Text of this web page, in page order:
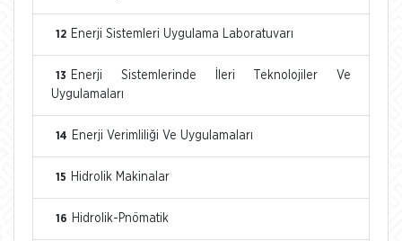
12 Enerji Sistemleri Uygulama Laboratuvarı
13
Enerji Sistemlerinde İleri Teknolojiler Ve
Uygulamaları
14 Enerji Verimliliği Ve Uygulamaları
15 Hidrolik Makinalar
16 Hidrolik-Pnömatik